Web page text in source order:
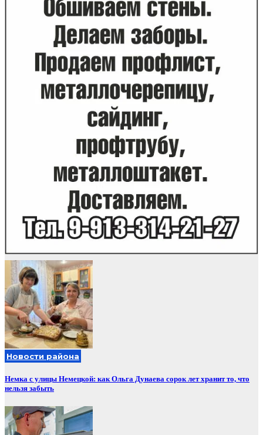
Новости района
Немка с улицы Немецкой: как Ольга Дунаева сорок лет хранит то, что
нельзя забыть